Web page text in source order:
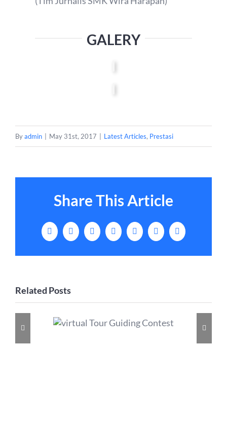
GALERY
Byadmin | May 31st, 2017 | Latest Articles, Prestasi
Share This Article
Facebook
X LinkedInTumblrPinterestVk Email
Related Posts